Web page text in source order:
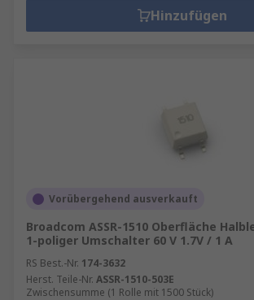
Hinzufügen
Vorübergehend ausverkauft
Broadcom ASSR-1510 Oberfläche
1-poliger Umschalter 60 V 1.7V / 1 A
RS Best.-Nr. 174-3632
Herst. Teile-Nr. ASSR-1510-503E
Zwischensumme (1 Rolle mit 1500 Stück)